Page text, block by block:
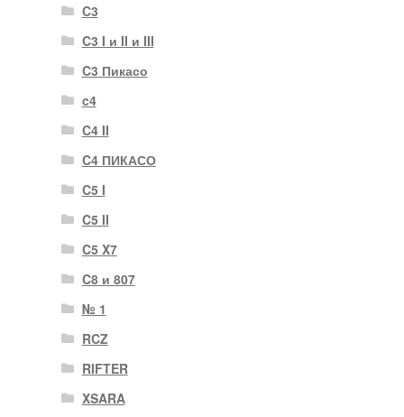
C3
C3 I и II и III
C3 Пикасо
c4
C4 II
C4 ПИКАСО
C5 I
C5 II
C5 X7
C8 и 807
№ 1
RCZ
RIFTER
XSARA